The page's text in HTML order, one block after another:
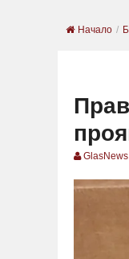
Начало